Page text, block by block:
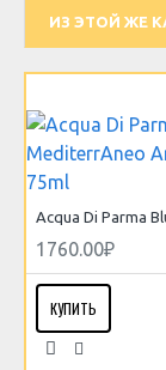
ИЗ ЭТОЙ ЖЕ
1760.00₽
КУПИТЬ